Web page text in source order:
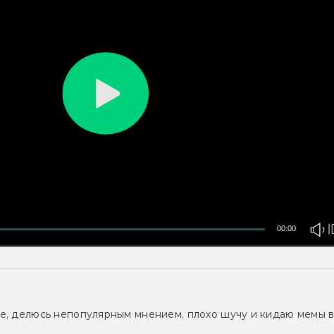
00:00
делюсь непопулярным мнением, плохо шучу и кидаю мемы в